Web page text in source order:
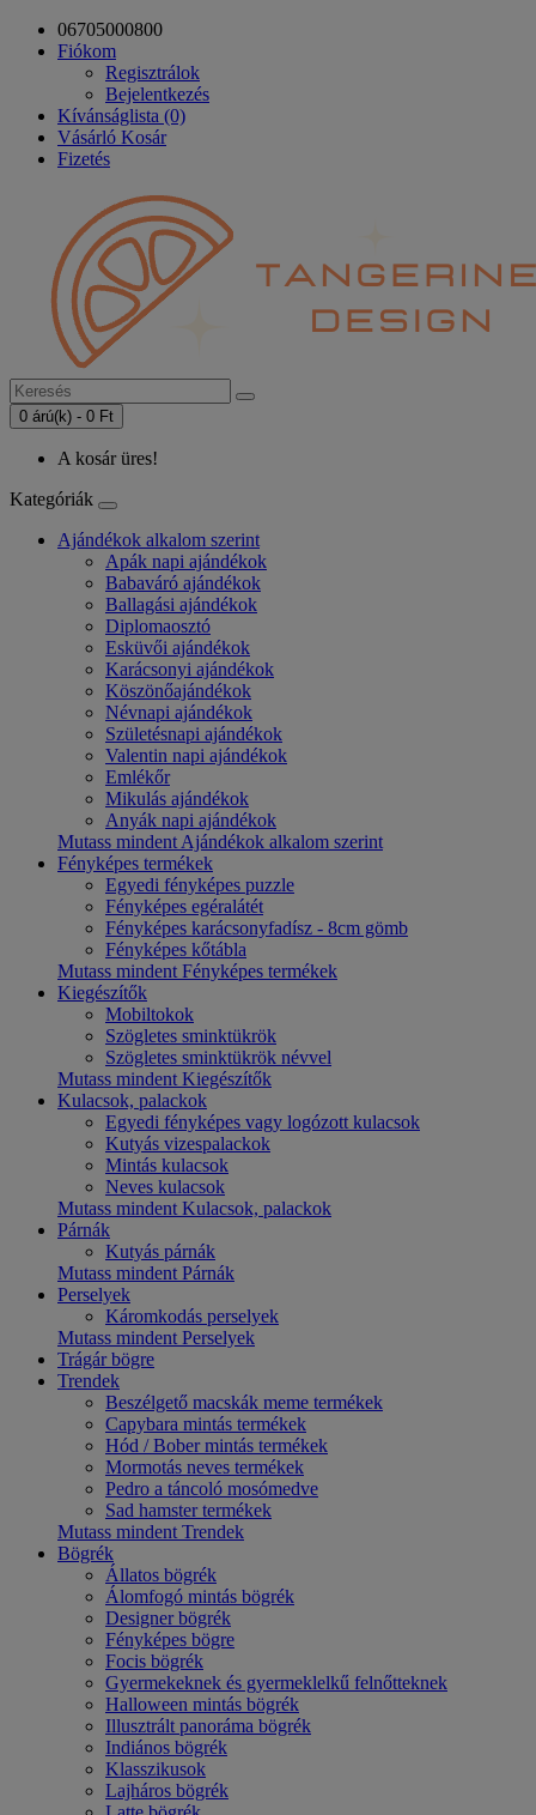
06705000800
Fiókom
Regisztrálok
Bejelentkezés
Kívánságlista (0)
Vásárló Kosár
Fizetés
0 árú(k) - 0 Ft
A kosár üres!
Kategóriák
Ajándékok alkalom szerint
Apák napi ajándékok
Babaváró ajándékok
Ballagási ajándékok
Diplomaosztó
Esküvői ajándékok
Karácsonyi ajándékok
Köszönőajándékok
Névnapi ajándékok
Születésnapi ajándékok
Valentin napi ajándékok
Emlékőr
Mikulás ajándékok
Anyák napi ajándékok
Mutass mindent Ajándékok alkalom szerint
Fényképes termékek
Egyedi fényképes puzzle
Fényképes egéralátét
Fényképes karácsonyfadísz - 8cm gömb
Fényképes kőtábla
Mutass mindent Fényképes termékek
Kiegészítők
Mobiltokok
Szögletes sminktükrök
Szögletes sminktükrök névvel
Mutass mindent Kiegészítők
Kulacsok, palackok
Egyedi fényképes vagy logózott kulacsok
Kutyás vizespalackok
Mintás kulacsok
Neves kulacsok
Mutass mindent Kulacsok, palackok
Párnák
Kutyás párnák
Mutass mindent Párnák
Perselyek
Káromkodás perselyek
Mutass mindent Perselyek
Trágár bögre
Trendek
Beszélgető macskák meme termékek
Capybara mintás termékek
Hód / Bober mintás termékek
Mormotás neves termékek
Pedro a táncoló mosómedve
Sad hamster termékek
Mutass mindent Trendek
Bögrék
Állatos bögrék
Álomfogó mintás bögrék
Designer bögrék
Fényképes bögre
Focis bögrék
Gyermekeknek és gyermeklelkű felnőtteknek
Halloween mintás bögrék
Illusztrált panoráma bögrék
Indiános bögrék
Klasszikusok
Lajháros bögrék